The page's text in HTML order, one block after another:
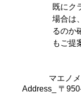
既にク
場合は
るのか
もご提
マエノ
Address_ 〒